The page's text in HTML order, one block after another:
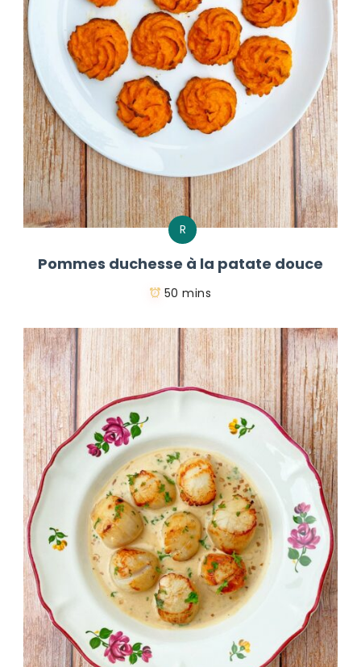
R
Pommes duchesse à la patate douce
50 mins